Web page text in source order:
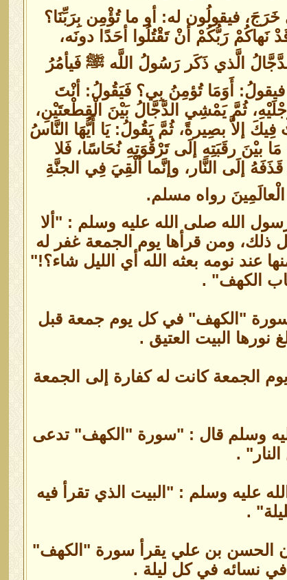
فيقولُون له: أو ما تُؤْمِن بِرَبِّنَا؟
رَبُّكُمْ أنْ تَقْتُلُوا أحَدًا دونَه،
الَّذي ذَكَر رَسُولُ اللَّه ﷺ فَيأمُرُ
أَوَمَا تُؤمِنُ بِي؟ فَيَقُولُ: أنْتَ
ثُمَّ يَمْشِي الدَّجَّالُ بَيْنَ الْقِطْعتَيْنِ،
إلاَّ بصِيرةً، ثُمَّ يَقُولُ: يَا أَيُّهَا النَّاسُ
بيْنَ رقَبَتِهِ إلَى تَرْقُوَتِهِ نُحَاسًا، فَلا
إلَى النَّار، وإنَّما ألْقِيَ فِي الجنَّةِ
رواه مسلم.
الله صلى الله عليه وسلم : "ألا
ذلك، ومن قرأها يوم الجمعة غفر له
عند نومه بعثه الله أي الليل شاء؟!"
الكهف" .
سورة "الكهف" في كل يوم جمعة قبل
نورها البيت العتيق .
كانت له كفارة إلى الجمعة
وسلم قال : "سورة "الكهف" تدعى
.
عليه وسلم : "البيت الذي تقرأ فيه
.
الحسن بن علي يقرأ سورة "الكهف"
في نسائه في كل ليلة .